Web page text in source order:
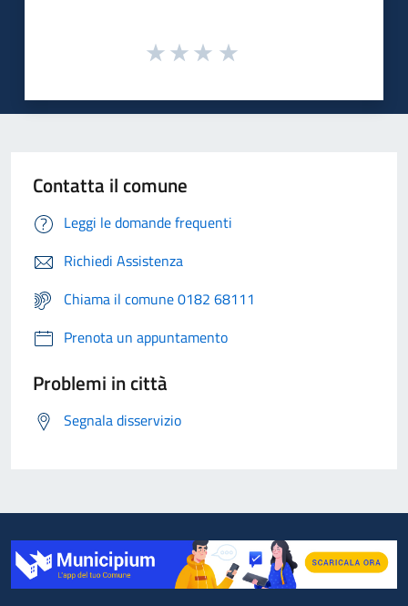
Contatta il comune
Leggi le domande frequenti
Richiedi Assistenza
Chiama il comune 0182 68111
Prenota un appuntamento
Problemi in città
Segnala disservizio